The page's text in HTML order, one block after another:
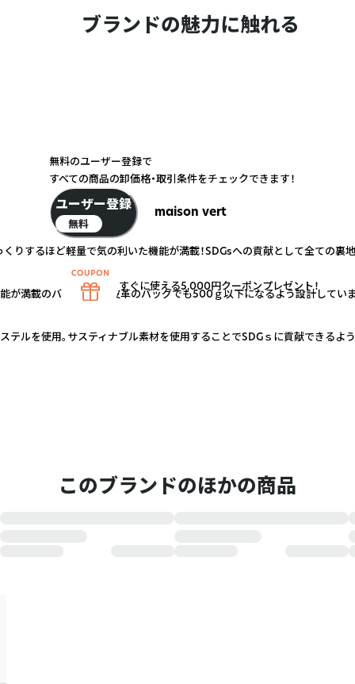
ブランドの魅力に触れる
maison vert
くりするほど軽量で気の利いた機能が満載！SDGsへの貢献として全ての
が満載のバッグ。 合成皮革のバッグでも500ｇ以下になるよう設計していま
ルを使用。サスティナブル素材を使用することでSDGｓに貢献できるよ
このブランドのほかの商品
無料のユーザー登録で
すべての商品の卸価格・取引条件をチェックできます！
ユーザー登録
無料
すぐに使える5,000円クーポンプレゼント！